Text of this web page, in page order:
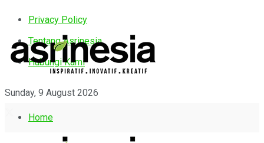
Privacy Policy
Tentang Asrinesia
Hubungi Kami
Sunday, 9 August 2026
Home